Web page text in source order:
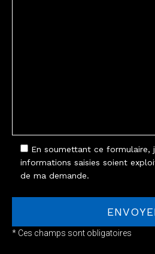
En soumettant ce formulaire,
informations saisies soient
de ma demande.
* Ces champs sont obligatoires